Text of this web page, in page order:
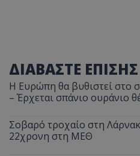
ΔΙΑΒΑΣΤΕ ΕΠΙΣΗΣ
Η Ευρώπη θα βυθιστεί στο
– Έρχεται σπάνιο ουράνιο
Σοβαρό τροχαίο στη
22χρονη στη ΜΕΘ